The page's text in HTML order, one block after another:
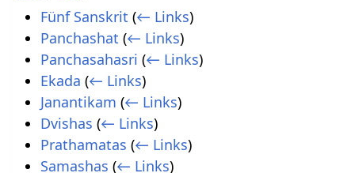
Fünf Sanskrit (← Links)
Panchashat (← Links)
Panchasahasri (← Links)
Ekada (← Links)
Janantikam (← Links)
Dvishas (← Links)
Prathamatas (← Links)
Samashas (← Links)